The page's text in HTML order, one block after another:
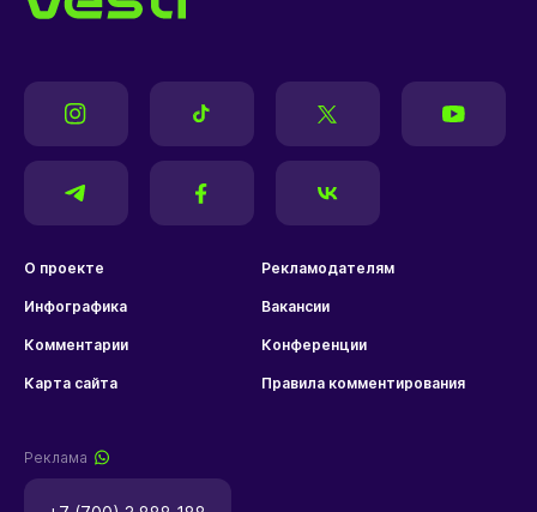
О проекте Рекламодателям
Инфографика Вакансии
Комментарии Конференции
Карта сайта Правила комментирования
Реклама